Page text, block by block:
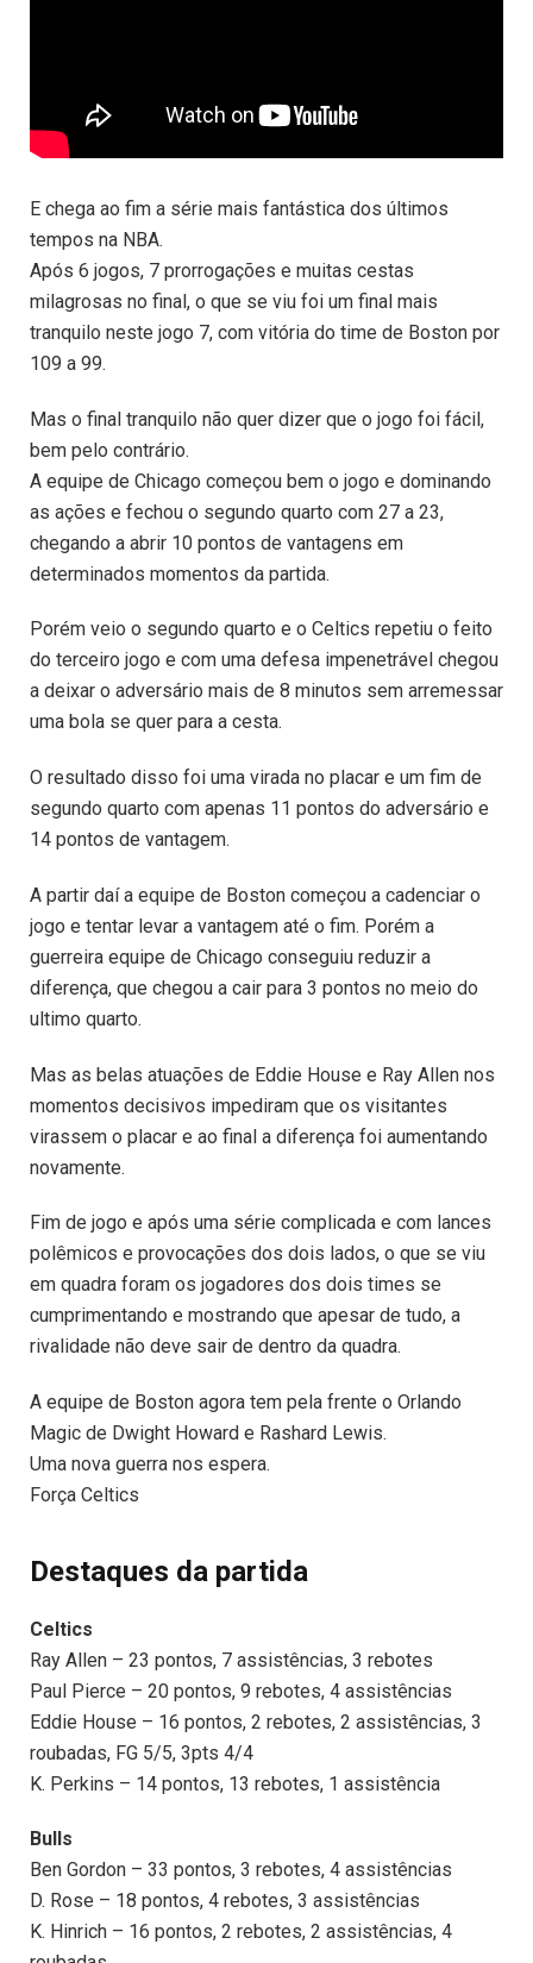
E chega ao fim a série mais fantástica dos últimos
tempos na NBA.
Após 6 jogos, 7 prorrogações e muitas cestas
milagrosas no final, o que se viu foi um final mais
tranquilo neste jogo 7, com vitória do time de Boston por
109 a 99.
Mas o final tranquilo não quer dizer que o jogo foi fácil,
bem pelo contrário.
A equipe de Chicago começou bem o jogo e dominando
as ações e fechou o segundo quarto com 27 a 23,
chegando a abrir 10 pontos de vantagens em
determinados momentos da partida.
Porém veio o segundo quarto e o Celtics repetiu o feito
do terceiro jogo e com uma defesa impenetrável chegou
a deixar o adversário mais de 8 minutos sem arremessar
uma bola se quer para a cesta.
O resultado disso foi uma virada no placar e um fim de
segundo quarto com apenas 11 pontos do adversário e
14 pontos de vantagem.
A partir daí a equipe de Boston começou a cadenciar o
jogo e tentar levar a vantagem até o fim. Porém a
guerreira equipe de Chicago conseguiu reduzir a
diferença, que chegou a cair para 3 pontos no meio do
ultimo quarto.
Mas as belas atuações de Eddie House e Ray Allen nos
momentos decisivos impediram que os visitantes
virassem o placar e ao final a diferença foi aumentando
novamente.
Fim de jogo e após uma série complicada e com lances
polêmicos e provocações dos dois lados, o que se viu
em quadra foram os jogadores dos dois times se
cumprimentando e mostrando que apesar de tudo, a
rivalidade não deve sair de dentro da quadra.
A equipe de Boston agora tem pela frente o Orlando
Magic de Dwight Howard e Rashard Lewis.
Uma nova guerra nos espera.
Força Celtics
Destaques da partida
Celtics
Ray Allen – 23 pontos, 7 assistências, 3 rebotes
Paul Pierce – 20 pontos, 9 rebotes, 4 assistências
Eddie House – 16 pontos, 2 rebotes, 2 assistências, 3
roubadas, FG 5/5, 3pts 4/4
K. Perkins – 14 pontos, 13 rebotes, 1 assistência
Bulls
Ben Gordon – 33 pontos, 3 rebotes, 4 assistências
D. Rose – 18 pontos, 4 rebotes, 3 assistências
K. Hinrich – 16 pontos, 2 rebotes, 2 assistências, 4